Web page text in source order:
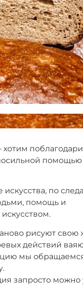
помощью
по
помощь и
рисуют свою
действий
мы
запросто можно